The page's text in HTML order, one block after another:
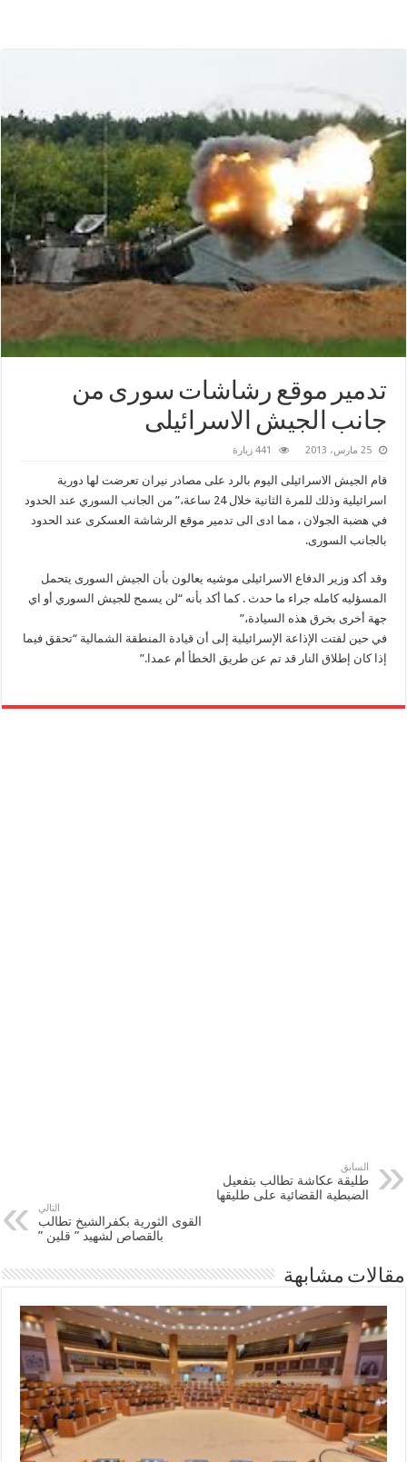
تدمير موقع رشاشات سورى من
جانب الجيش الاسرائيلى
25 مارس، 2013 441 زيارة
قام الجيش الاسرائيلى اليوم بالرد على مصادر نيران تعرضت لها دورية
اسرائيلية وذلك للمرة الثانية خلال 24 ساعة،” من الجانب السوري عند الحدود
في هضبة الجولان ، مما ادى الى تدمير موقع الرشاشة العسكرى عند الحدود
بالجانب السورى.
وقد أكد وزير الدفاع الاسرائيلى موشيه يعالون بأن الجيش السورى يتحمل
المسؤليه كامله جراء ما حدث . كما أكد بأنه “لن يسمح للجيش السوري أو اي
جهة أخرى بخرق هذه السيادة،”
في حين لفتت الإذاعة الإسرائيلية إلى أن قيادة المنطقة الشمالية “تحقق فيما
إذا كان إطلاق النار قد تم عن طريق الخطأ أم عمدا.”
السابق
طليقة عكاشة تطالب بتفعيل
الضبطية القضائية على طليقها
التالي
القوى الثورية بكفرالشيخ تطالب
بالقصاص لشهيد ” قلين ”
مقالات مشابهة